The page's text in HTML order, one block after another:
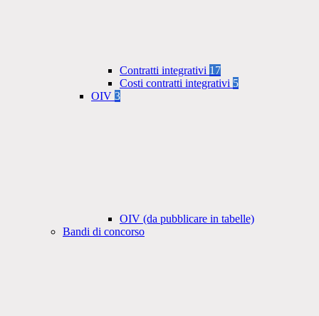
Contratti integrativi 17
Costi contratti integrativi 5
OIV 3
OIV (da pubblicare in tabelle)
Bandi di concorso